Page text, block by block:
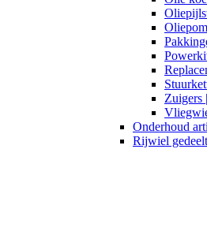
Zuigers
Onderhoud
Rijwiel